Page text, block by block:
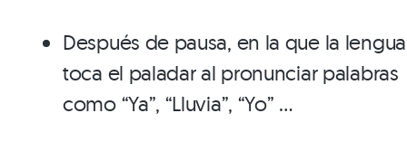
Después de pausa, en la que la lengua
toca el paladar al pronunciar palabras
como “Ya”, “Lluvia”, “Yo” …